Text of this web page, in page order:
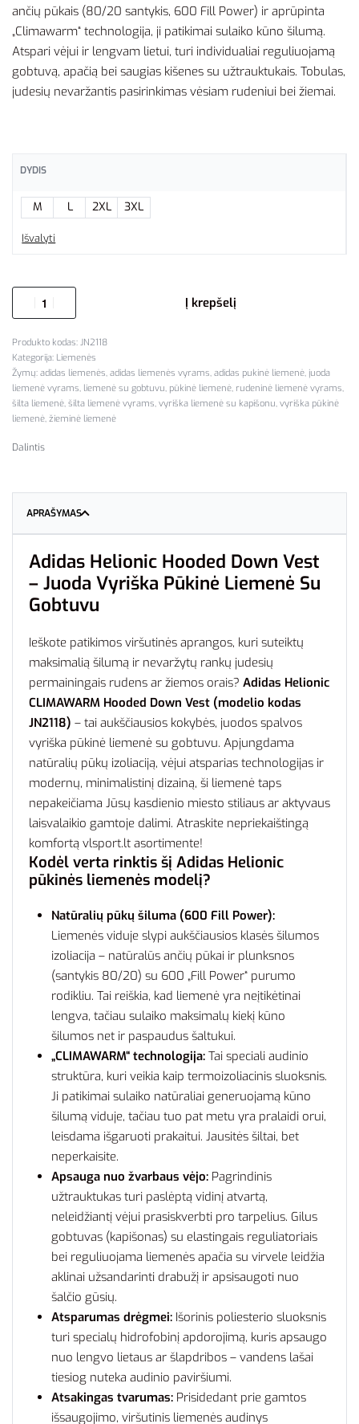
ančių pūkais (80/20 santykis, 600 Fill Power) ir aprūpinta
„Climawarm“ technologija, ji patikimai sulaiko kūno šilumą.
Atspari vėjui ir lengvam lietui, turi individualiai reguliuojamą
gobtuvą, apačią bei saugias kišenes su užtrauktukais. Tobulas,
judesių nevaržantis pasirinkimas vėsiam rudeniui bei žiemai.
DYDIS
M L 2XL 3XL
Išvalyti
Į krepšelį
JN2118
Kategorija: Liemenės
Žymų: adidas liemenės, adidas liemenės vyrams, adidas pukinė liemenė, juoda
liemenė vyrams, liemenė su gobtuvu, pūkinė liemenė, rudeninė liemenė vyrams,
šilta liemenė, šilta liemenė vyrams, vyriška liemenė su kapišonu, vyriška pūkinė
liemenė, žieminė liemenė
Dalintis
APRAŠYMAS
Adidas Helionic Hooded Down Vest
– Juoda Vyriška Pūkinė Liemenė Su
Gobtuvu
Ieškote patikimos viršutinės aprangos, kuri suteiktų
maksimalią šilumą ir nevaržytų rankų judesių
permainingais rudens ar žiemos orais? Adidas Helionic
CLIMAWARM Hooded Down Vest (modelio kodas
JN2118) – tai aukščiausios kokybės, juodos spalvos
vyriška pūkinė liemenė su gobtuvu. Apjungdama
natūralių pūkų izoliaciją, vėjui atsparias technologijas ir
modernų, minimalistinį dizainą, ši liemenė taps
nepakeičiama Jūsų kasdienio miesto stiliaus ar aktyvaus
laisvalaikio gamtoje dalimi. Atraskite nepriekaištingą
komfortą vlsport.lt asortimente!
Kodėl verta rinktis šį Adidas Helionic
pūkinės liemenės modelį?
Natūralių pūkų šiluma (600 Fill Power):
Liemenės viduje slypi aukščiausios klasės šilumos
izoliacija – natūralūs ančių pūkai ir plunksnos
(santykis 80/20) su 600 „Fill Power“ purumo
rodikliu. Tai reiškia, kad liemenė yra neįtikėtinai
lengva, tačiau sulaiko maksimalų kiekį kūno
šilumos net ir paspaudus šaltukui.
„CLIMAWARM“ technologija: Tai speciali audinio
struktūra, kuri veikia kaip termoizoliacinis sluoksnis.
Ji patikimai sulaiko natūraliai generuojamą kūno
šilumą viduje, tačiau tuo pat metu yra pralaidi orui,
leisdama išgaruoti prakaitui. Jausitės šiltai, bet
neperkaisite.
Apsauga nuo žvarbaus vėjo: Pagrindinis
užtrauktukas turi paslėptą vidinį atvartą,
neleidžiantį vėjui prasiskverbti pro tarpelius. Gilus
gobtuvas (kapišonas) su elastingais reguliatoriais
bei reguliuojama liemenės apačia su virvele leidžia
aklinai užsandarinti drabužį ir apsisaugoti nuo
šalčio gūsių.
Atsparumas drėgmei: Išorinis poliesterio sluoksnis
turi specialų hidrofobinį apdorojimą, kuris apsaugo
nuo lengvo lietaus ar šlapdribos – vandens lašai
tiesiog nuteka audinio paviršiumi.
Atsakingas tvarumas: Prisidedant prie gamtos
išsaugojimo, viršutinis liemenės audinys